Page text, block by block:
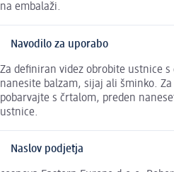
na embalaži.
Navodilo za uporabo
Za definiran videz obrobite ustnice
nanesite balzam, sijaj ali šminko.
pobarvajte s črtalom, preden
ustnice.
Naslov podjetja